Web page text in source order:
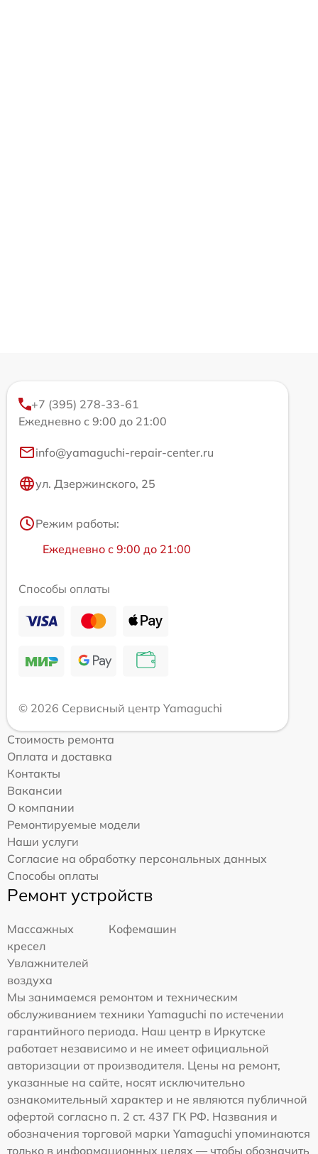
+7 (395) 278-33-61
Ежедневно с 9:00 до 21:00
info@yamaguchi-repair-center.ru
ул. Дзержинского, 25
Режим работы:
Ежедневно с 9:00 до 21:00
Способы оплаты
© 2026 Сервисный центр Yamaguchi
Стоимость ремонта
Оплата и доставка
Контакты
Вакансии
О компании
Ремонтируемые модели
Наши услуги
Согласие на обработку персональных данных
Способы оплаты
Ремонт устройств
Массажных
кресел
Кофемашин
Увлажнителей
воздуха
Мы занимаемся ремонтом и техническим
обслуживанием техники Yamaguchi по истечении
гарантийного периода. Наш центр в Иркутске
работает независимо и не имеет официальной
авторизации от производителя. Цены на ремонт,
указанные на сайте, носят исключительно
ознакомительный характер и не являются публичной
офертой согласно п. 2 ст. 437 ГК РФ. Названия и
обозначения торговой марки Yamaguchi упоминаются
только в информационных целях — чтобы обозначить